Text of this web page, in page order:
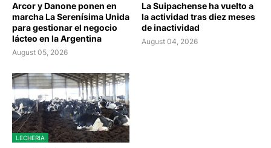
Arcor y Danone ponen en
marcha La Serenísima Unida
para gestionar el negocio
lácteo en la Argentina
August 05, 2026
La Suipachense ha vuelto a
la actividad tras diez meses
de inactividad
August 04, 2026
LECHERIA